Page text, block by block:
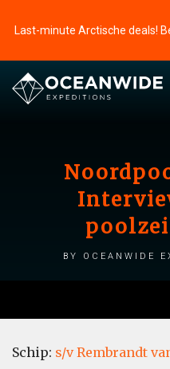
Last-minute Arctische deals!
by Oceanwide
Schip: s/v Rembrandt